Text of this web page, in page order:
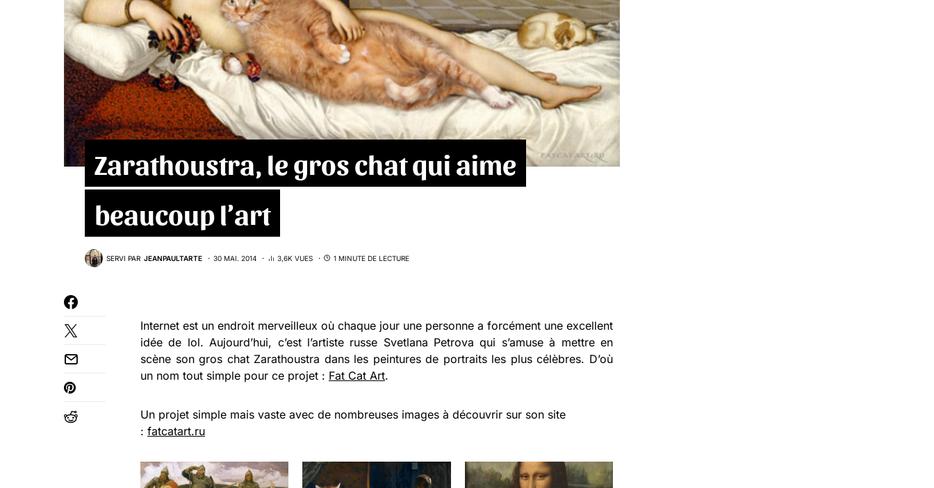
Zarathoustra, le gros chat qui aime
beaucoup l’art
SERVI PAR JEANPAULTARTE 30 MAI. 2014 3,6K VUES 1 MINUTE DE LECTURE
Internet est un endroit merveilleux où chaque jour une personne a forcément une excellent
idée de lol. Aujourd’hui, c’est l’artiste russe Svetlana Petrova qui s’amuse à mettre en
scène son gros chat Zarathoustra dans les peintures de portraits les plus célèbres. D’où
un nom tout simple pour ce projet : Fat Cat Art.
Un projet simple mais vaste avec de nombreuses images à découvrir sur son site
: fatcatart.ru